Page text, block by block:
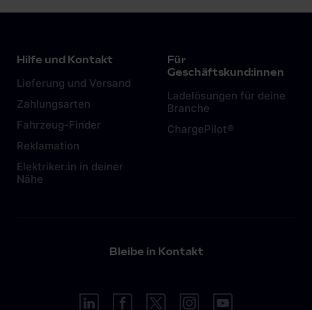
Hilfe und Kontakt
Lieferung und Versand
Zahlungsarten
Fahrzeug-Finder
Reklamation
Elektriker:in in deiner
Nähe
Für
Geschäftskund:innen
Ladelösungen für deine
Branche
ChargePilot®
Bleibe in Kontakt